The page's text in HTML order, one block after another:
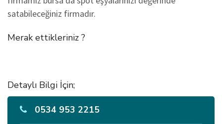
satabileceğiniz firmadır.
Merak ettikleriniz ?
Detaylı Bilgi İçin;
0534 953 2215